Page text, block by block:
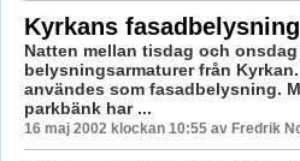
Kyrkans
Natten mellan tisdag och
belysningsarmaturer från
användes som fasadbelysning.
parkbänk har ...
16 maj 2002 klockan 10:55 av Fredrik